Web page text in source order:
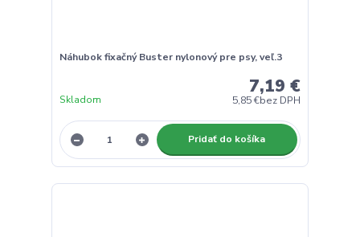
Náhubok fixačný Buster nylonový pre psy, veľ.3
7,19 €
5,85 €bez DPH
Skladom
Pridať do košíka